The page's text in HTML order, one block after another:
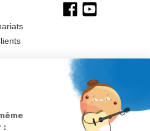
Conditions
générales de